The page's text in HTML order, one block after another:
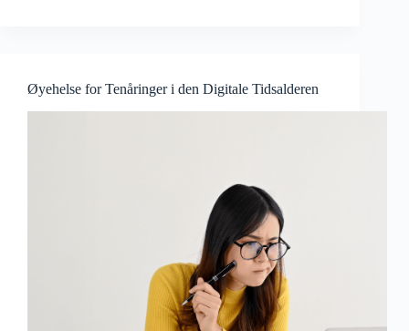
Øyehelse for Tenåringer i den Digitale Tidsalderen